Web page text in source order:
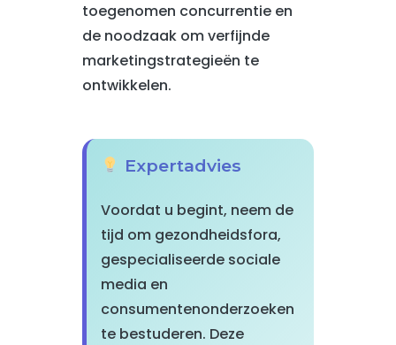
toegenomen concurrentie en
de noodzaak om verfijnde
marketingstrategieën te
ontwikkelen.
Expertadvies
Voordat u begint, neem de
tijd om gezondheidsfora,
gespecialiseerde sociale
media en
consumentenonderzoeken
te bestuderen. Deze